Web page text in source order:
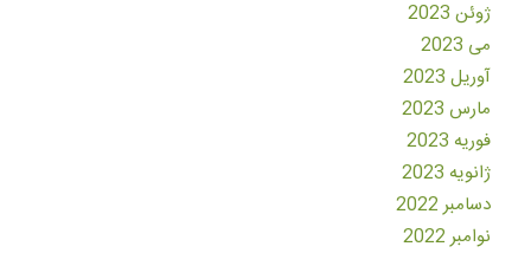
ژوئن 2023
می 2023
آوریل 2023
مارس 2023
فوریه 2023
ژانویه 2023
دسامبر 2022
نوامبر 2022